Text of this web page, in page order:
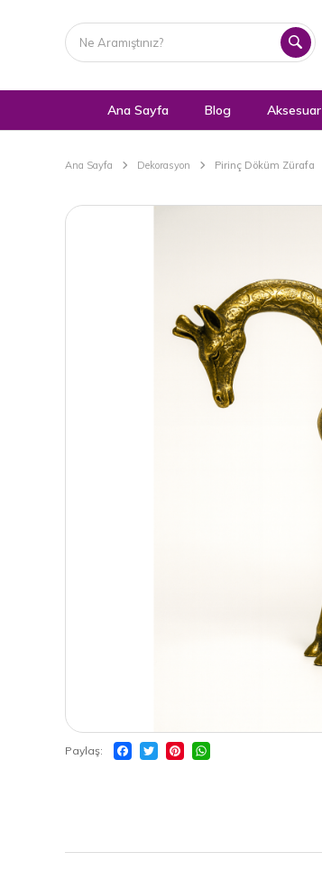
Ana Sayfa Blog Aksesuar
Ana Sayfa Dekorasyon Pirinç Döküm Zürafa
Paylaş